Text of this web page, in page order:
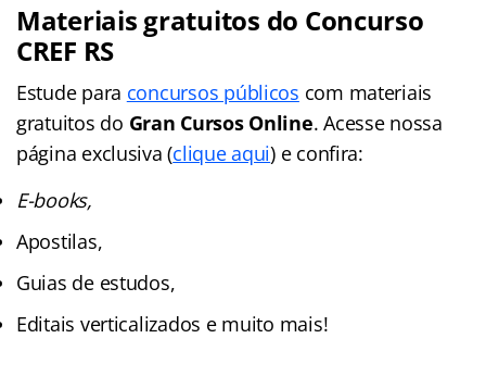
Materiais gratuitos do Concurso
CREF RS
Estude para concursos públicos com materiais
gratuitos do Gran Cursos Online. Acesse nossa
página exclusiva (clique aqui) e confira:
E-books,
Apostilas,
Guias de estudos,
Editais verticalizados e muito mais!